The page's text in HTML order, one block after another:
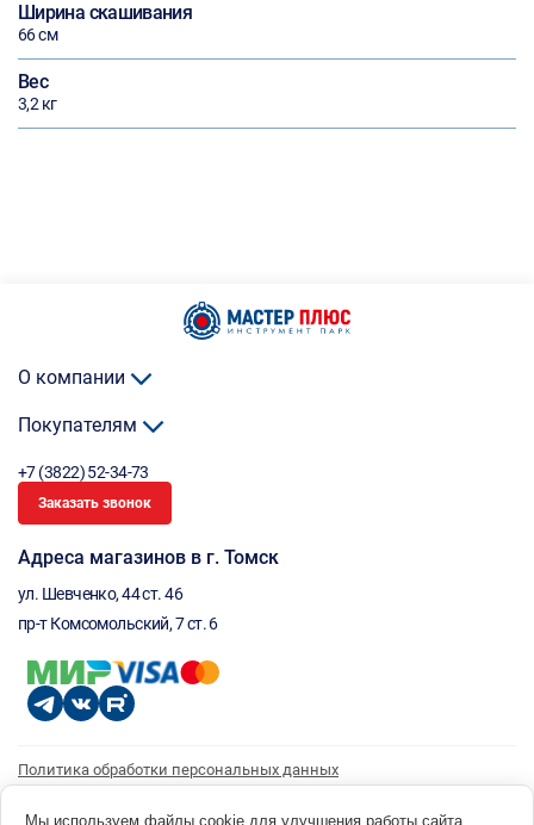
Ширина скашивания
66 см
Вес
3,2 кг
О компании
Покупателям
+7 (3822) 52-34-73
Заказать звонок
Адреса магазинов в г. Томск
ул. Шевченко, 44 ст. 46
пр-т Комсомольский, 7 ст. 6
Политика обработки персональных данных
Согласие на получение рассылки
Мы используем файлы cookie для улучшения работы сайта.